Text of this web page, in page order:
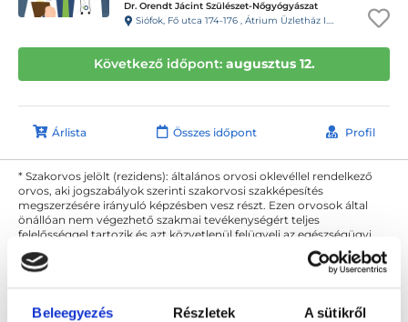
Beleegyezés Részletek A sütikről
Dr. Orendt Jácint Szülészet-Nőgyógyászat
Siófok, Fő utca 174-176 , Átrium Üzletház I. emelet
Következő időpont: augusztus 12.
Árlista Összes időpont Profil
* Szakorvos jelölt (rezidens): általános orvosi oklevéllel rendelkező
orvos, aki jogszabályok szerinti szakorvosi szakképesítés
megszerzésére irányuló képzésben vesz részt. Ezen orvosok által
önállóan nem végezhető szakmai tevékenységért teljes
felelősséggel tartozik és azt közvetlenül felügyeli az egészségügyi
szolgáltató szakorvosa az első részvizsgáig, utána pedig a
szakorvosjelölt önállóan láthat el feladatokat. A foglaljorvost.hu
felelősségét kizárja esetleges névazonosságért bármely szakorvos
és szakorvosjelölt esetén.